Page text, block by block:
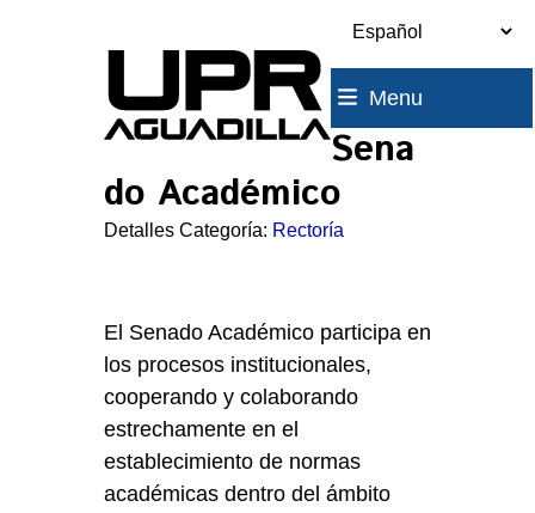
Menu
Sena
do Académico
Detalles Categoría: Rectoría
El Senado Académico participa en
los procesos institucionales,
cooperando y colaborando
estrechamente en el
establecimiento de normas
académicas dentro del ámbito